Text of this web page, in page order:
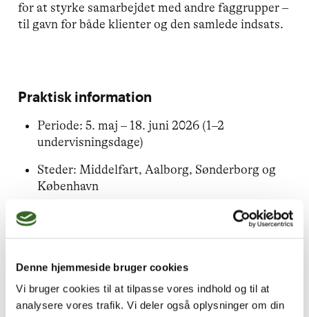
Denne hjemmeside bruger cookies
Vi bruger cookies til at tilpasse vores indhold og til at
analysere vores trafik. Vi deler også oplysninger om din
for at styrke samarbejdet med andre faggrupper –
til gavn for både klienter og den samlede indsats.
Praktisk information
Periode: 5. maj – 18. juni 2026 (1–2
undervisningsdage)
Steder: Middelfart, Aalborg, Sønderborg og
København
Tilmelding: 9. marts – 1. juni 2026 (kan lukke
Der er kun 20 pladser pr. hold, så tidlig tilmelding
anbefales.